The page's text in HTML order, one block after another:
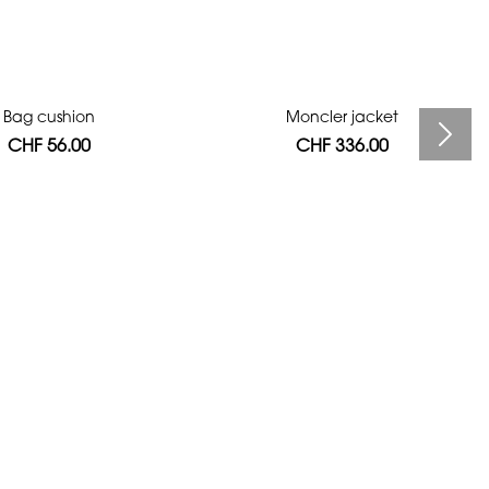
Bag cushion
CHF 56.00
Moncler jacket
CHF 336.00